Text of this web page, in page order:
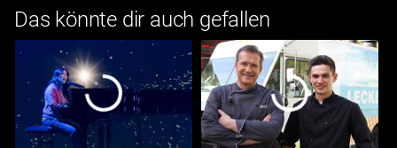
Das könnte dir auch gefallen